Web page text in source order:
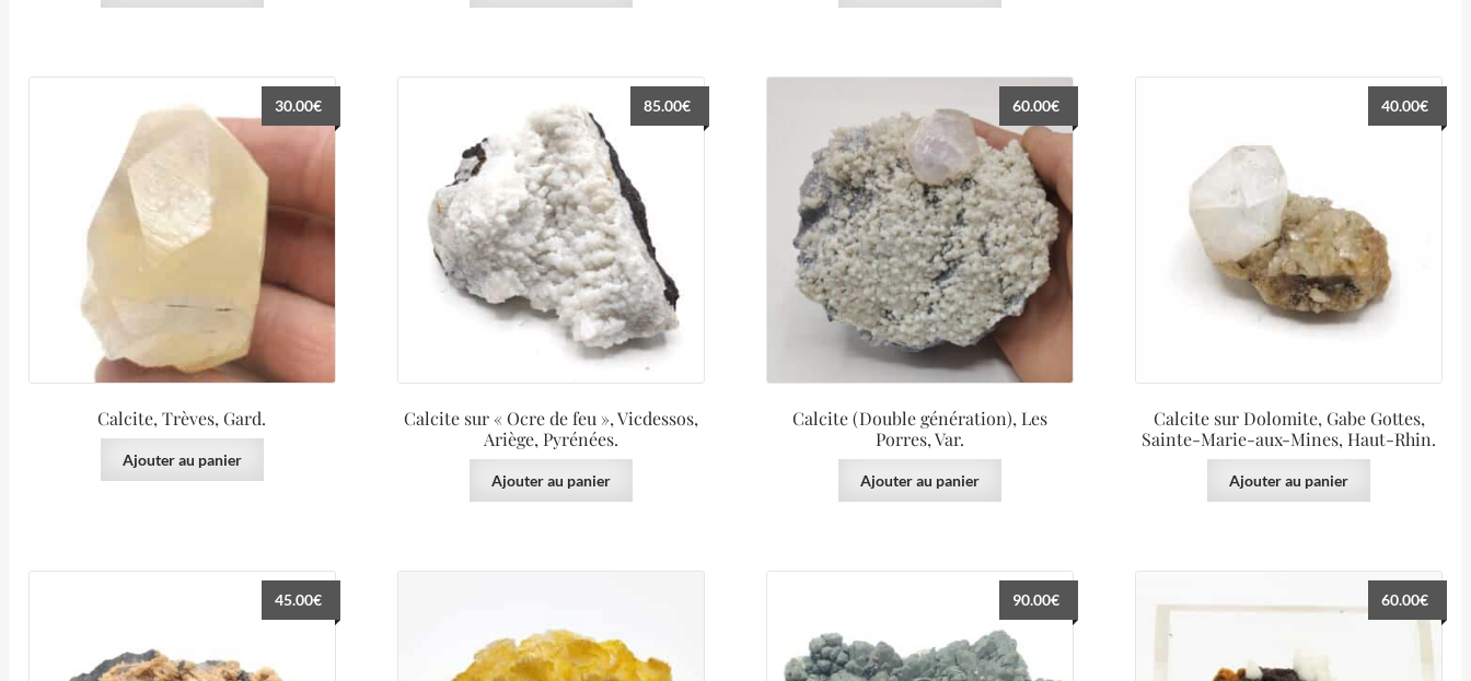
Calcite, Trèves, Gard.
30.00€
Ajouter au panier
Calcite sur « Ocre de feu », Vicdessos,
Ariège, Pyrénées.
85.00€
Ajouter au panier
Calcite (Double génération), Les
Porres, Var.
60.00€
Ajouter au panier
Calcite sur Dolomite, Gabe Gottes,
Sainte-Marie-aux-Mines, Haut-Rhin.
40.00€
Ajouter au panier
45.00€ 90.00€ 60.00€